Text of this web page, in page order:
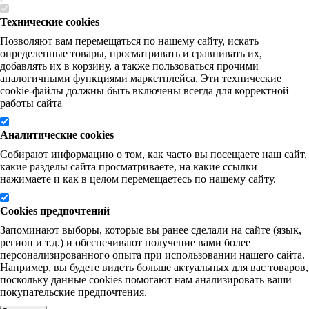
Технические cookies
Позволяют вам перемещаться по нашему сайту, искать
определенные товары, просматривать и сравнивать их,
добавлять их в корзину, а также пользоваться прочими
аналогичными функциями маркетплейса. Эти технические
cookie-файлы должны быть включены всегда для корректной
работы сайта
Аналитические cookies
Собирают информацию о том, как часто вы посещаете наш сайт,
какие разделы сайта просматриваете, на какие ссылки
нажимаете и как в целом перемещаетесь по нашему сайту.
Cookies предпочтений
Запоминают выборы, которые вы ранее сделали на сайте (язык,
регион и т.д.) и обеспечивают получение вами более
персонализированного опыта при использовании нашего сайта.
Например, вы будете видеть больше актуальных для вас товаров,
поскольку данные cookies помогают нам анализировать ваши
покупательские предпочтения.